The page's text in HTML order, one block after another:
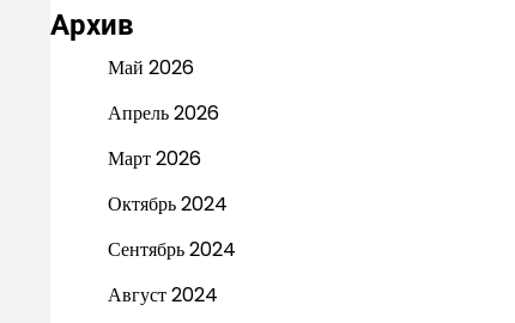
Архив
Май 2026
Апрель 2026
Март 2026
Октябрь 2024
Сентябрь 2024
Август 2024